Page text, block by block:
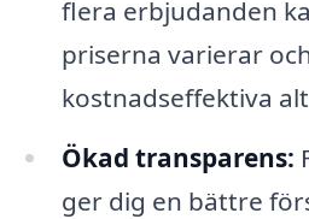
flera erbjudanden
priserna varierar
kostnadseffektiva
Ökad transparens:
ger dig en bättre